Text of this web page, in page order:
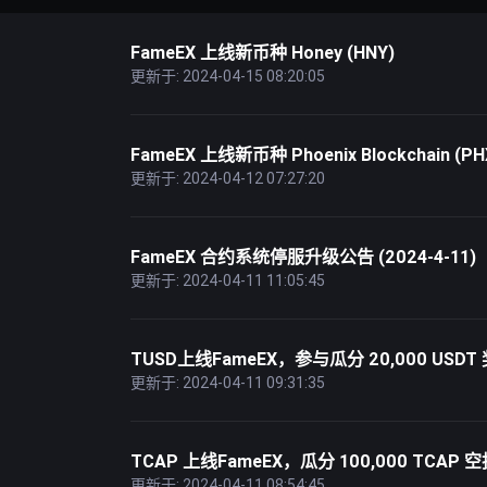
FameEX 上线新币种 Honey (HNY)
更新于: 2024-04-15 08:20:05
FameEX 上线新币种 Phoenix Blockchain
更新于: 2024-04-12 07:27:20
FameEX 合约系统停服升级公告 (2024-4-11)
更新于: 2024-04-11 11:05:45
TUSD上线FameEX，参与瓜分 20,000 USDT
更新于: 2024-04-11 09:31:35
TCAP 上线FameEX，瓜分 100,000 TCAP 空